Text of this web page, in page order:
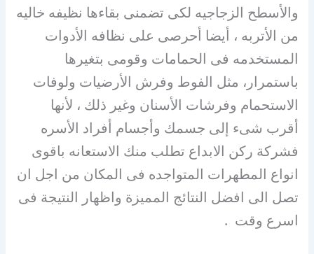
والأسطح الزجاجيه لكى تضمنى بقاءها نظيفه خاليه
من الأتربه ، أيضا أحرصى على نظافه الأدوات
المستخدمه فى الحمامات وقومى بتغيرها
باستمرار، مثل الفوط وفرش الأرضيات ولوفات
الاستحمام وفرشات الأسنان وغير ذلك ، لأنها
أقرب شىء إلى جسمك وأجسام أفراد الأسره
فشركة ركن الابداع تطلب منك الاستعانه باقوى
انواع المطهرات المتواجده فى المكان من اجل ان
تصل الى افضل النتائج المميزة واظهار النتيجة فى
اسرع وقت .